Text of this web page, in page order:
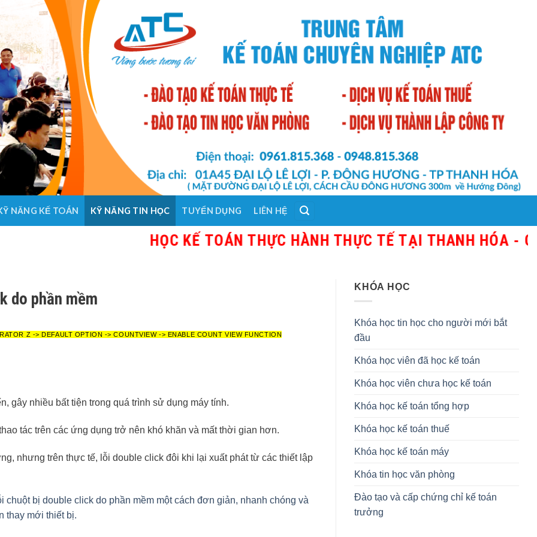
NĂNG KẾ TOÁN KỸ NĂNG TIN HỌC TUYỂN DỤNG LIÊN HỆ
HỌC KẾ TOÁN THỰC HÀNH THỰC TẾ TẠI THANH HÓA - GIÁO
do phần mềm
Z -> DEFAULT OPTION -> COUNTVIEW -> ENABLE COUNT VIEW FUNCTION
gây nhiều bất tiện trong quá trình sử dụng máy tính.
tác trên các ứng dụng trở nên khó khăn và mất thời gian hơn.
nhưng trên thực tế, lỗi double click đôi khi lại xuất phát từ các thiết lập
bị double click do phần mềm một cách đơn giản, nhanh chóng và
thay mới thiết bị.
KHÓA HỌC
Khóa học tin học cho người mới bắt
đầu
Khóa học viên đã học kế toán
Khóa học viên chưa học kế toán
Khóa học kế toán tổng hợp
Khóa học kế toán thuế
Khóa học kế toán máy
Khóa tin học văn phòng
Đào tạo và cấp chứng chỉ kế toán
trưởng